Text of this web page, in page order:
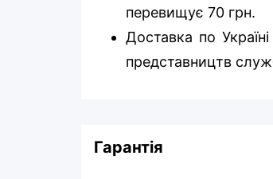
перевищує 70 грн.
Доставка по
представництв
Гарантія